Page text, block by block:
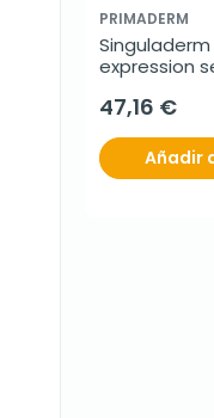
PRIMADERM
expression
47,16 €
Añadir